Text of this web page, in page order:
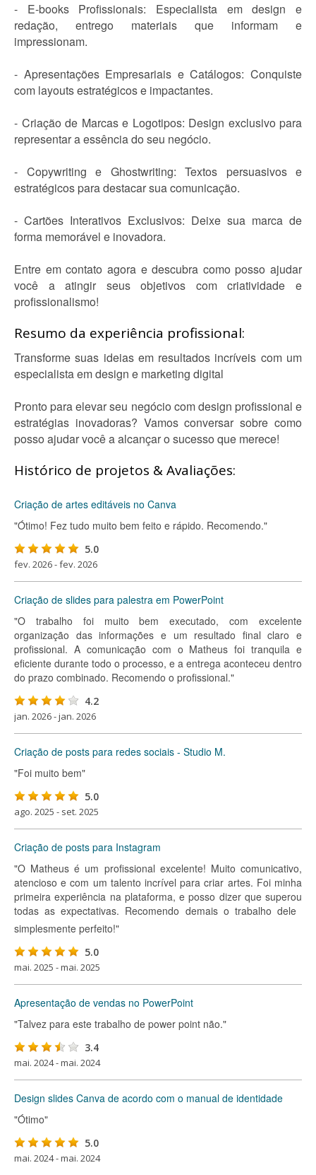
- E-books Profissionais: Especialista em design e
redação, entrego materiais que informam e
impressionam.
- Apresentações Empresariais e Catálogos: Conquiste
com layouts estratégicos e impactantes.
- Criação de Marcas e Logotipos: Design exclusivo para
representar a essência do seu negócio.
- Copywriting e Ghostwriting: Textos persuasivos e
estratégicos para destacar sua comunicação.
- Cartões Interativos Exclusivos: Deixe sua marca de
forma memorável e inovadora.
Entre em contato agora e descubra como posso ajudar
você a atingir seus objetivos com criatividade e
profissionalismo!
Resumo da experiência profissional:
Transforme suas ideias em resultados incríveis com um
especialista em design e marketing digital
Pronto para elevar seu negócio com design profissional e
estratégias inovadoras? Vamos conversar sobre como
posso ajudar você a alcançar o sucesso que merece!
Histórico de projetos & Avaliações:
Criação de artes editáveis no Canva
"Ótimo! Fez tudo muito bem feito e rápido. Recomendo."
5.0
fev. 2026 - fev. 2026
Criação de slides para palestra em PowerPoint
"O trabalho foi muito bem executado, com excelente
organização das informações e um resultado final claro e
profissional. A comunicação com o Matheus foi tranquila e
eficiente durante todo o processo, e a entrega aconteceu dentro
do prazo combinado. Recomendo o profissional."
4.2
jan. 2026 - jan. 2026
Criação de posts para redes sociais - Studio M.
"Foi muito bem"
5.0
ago. 2025 - set. 2025
Criação de posts para Instagram
"O Matheus é um profissional excelente! Muito comunicativo,
atencioso e com um talento incrível para criar artes. Foi minha
primeira experiência na plataforma, e posso dizer que superou
todas as expectativas. Recomendo demais o trabalho dele 
simplesmente perfeito!"
5.0
mai. 2025 - mai. 2025
Apresentação de vendas no PowerPoint
"Talvez para este trabalho de power point não."
3.4
mai. 2024 - mai. 2024
Design slides Canva de acordo com o manual de identidade
"Ótimo"
5.0
mai. 2024 - mai. 2024